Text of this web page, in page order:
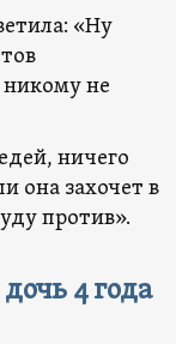
«Ну
никому не
ничего
она захочет в
против».
4 года